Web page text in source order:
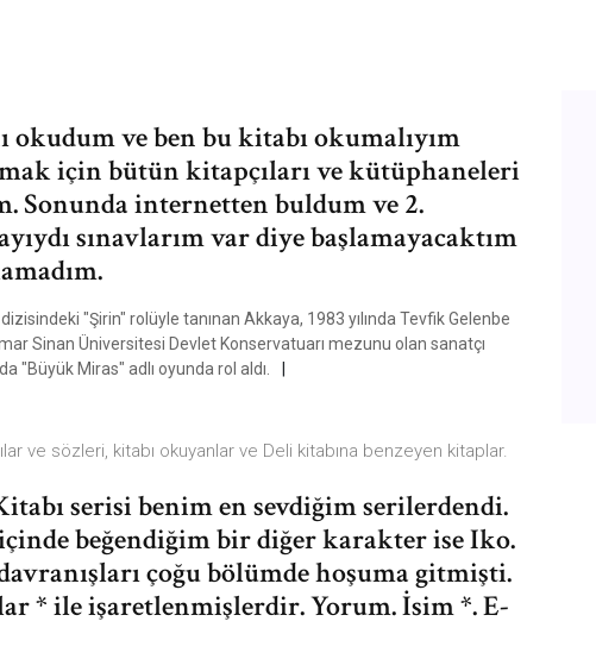
okudum ve ben bu kitabı okumalıyım
için bütün kitapçıları ve kütüphaneleri
Sonunda internetten buldum ve 2.
sınavlarım var diye başlamayacaktım
"Şirin" rolüyle tanınan Akkaya, 1983 yılında Tevfik Gelenbe
Sinan Üniversitesi Devlet Konservatuarı mezunu olan sanatçı
"Büyük Miras" adlı oyunda rol aldı.
ve sözleri, kitabı okuyanlar ve Deli kitabına benzeyen kitaplar.
serisi benim en sevdiğim serilerdendi.
beğendiğim bir diğer karakter ise Iko.
çoğu bölümde hoşuma gitmişti.
* ile işaretlenmişlerdir. Yorum. İsim *. E-